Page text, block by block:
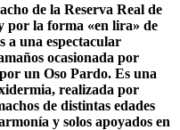
de la Reserva Real de
por la forma «en lira» de
a una espectacular
ocasionada por
un Oso Pardo. Es una
realizada por
de distintas edades
y solos apoyados en